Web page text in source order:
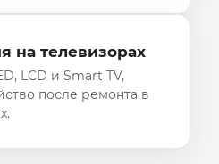
на телевизорах
LCD и Smart TV,
после ремонта в